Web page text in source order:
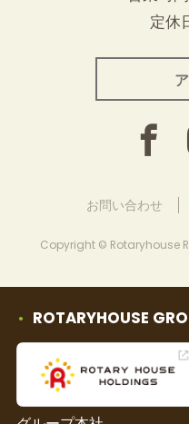
定休
お問い合わせ
Copyright © Rotaryhouse
ROTARYHOUSE